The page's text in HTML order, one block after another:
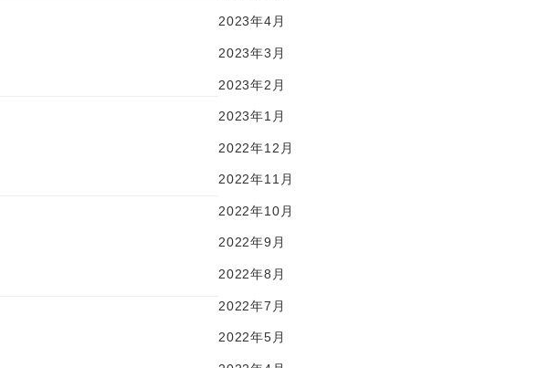
2023年4月
2023年3月
2023年2月
2023年1月
2022年12月
2022年11月
2022年10月
2022年9月
2022年8月
2022年7月
2022年5月